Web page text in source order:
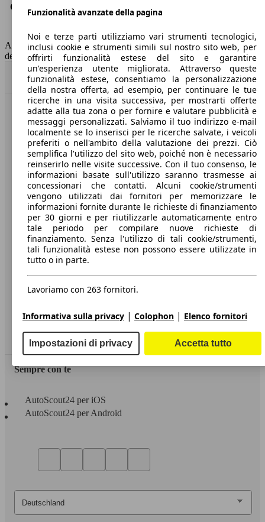
Consumo (combinato)*
6.2 l/100km
Capacità del serbatoio
70 l
AutoScout24 non si assume alcuna responsabilità per la correttezza
dei dati.
Torna su
Benvenuti su AutoScout24, il mercato auto europeo.
Società
A proposito di AutoScout24
Stampa
Media
Condizioni generali
Informazioni
Privacy
Dichiarazione di Accessibilità
Servizi
Area rivenditori
Sempre con te
AutoScout24 per iOS
AutoScout24 per Android
Funzionalità avanzate della pagina
Noi e terze parti utilizziamo vari strumenti tecnologici,
inclusi cookie e strumenti simili sul nostro sito web, per
offrirti funzionalità estese del sito e garantire
un'esperienza utente migliorata. Attraverso queste
funzionalità estese, consentiamo la personalizzazione
della nostra offerta, ad esempio, per continuare le tue
ricerche in una visita successiva, per mostrarti offerte
adatte alla tua zona o per fornire e valutare pubblicità e
messaggi personalizzati. Salviamo il tuo indirizzo e-mail
localmente se lo inserisci per le ricerche salvate, i veicoli
preferiti o nell'ambito della valutazione dei prezzi. Ciò
semplifica l'utilizzo del sito web, poiché non è necessario
reinserirlo nelle visite successive. Con il tuo consenso, le
informazioni basate sull'utilizzo saranno trasmesse ai
concessionari che contatti. Alcuni cookie/strumenti
vengono utilizzati dai fornitori per memorizzare le
informazioni fornite durante le richieste di finanziamento
per 30 giorni e per riutilizzarle automaticamente entro
tale periodo per compilare nuove richieste di
finanziamento. Senza l'utilizzo di tali cookie/strumenti,
tali funzionalità estese non possono essere utilizzate in
tutto o in parte.
Lavoriamo con 263 fornitori.
Informativa sulla privacy | Colophon | Elenco fornitori
Impostazioni di privacy Accetta tutto